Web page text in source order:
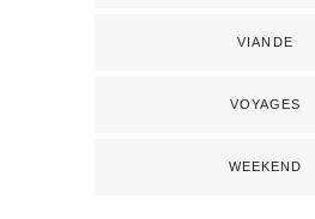
VIANDE
VOYAGES
WEEKEND